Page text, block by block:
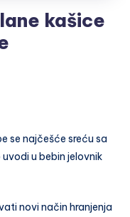
kašice
se najčešće sreću sa
u bebin jelovnik
novi način hranjenja